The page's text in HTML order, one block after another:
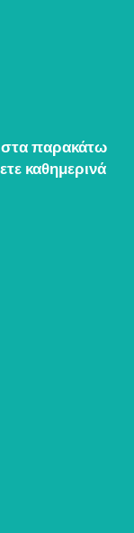
στα παρακάτω
καθημερινά